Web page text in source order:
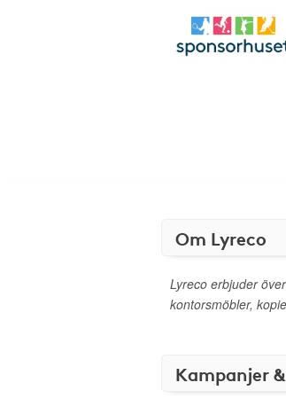
Om Lyreco
Lyreco erbjuder
kontorsmöbler,
Kampanjer